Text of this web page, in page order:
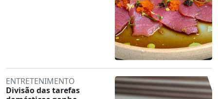
ENTRETENIMENTO
Divisão das tarefas